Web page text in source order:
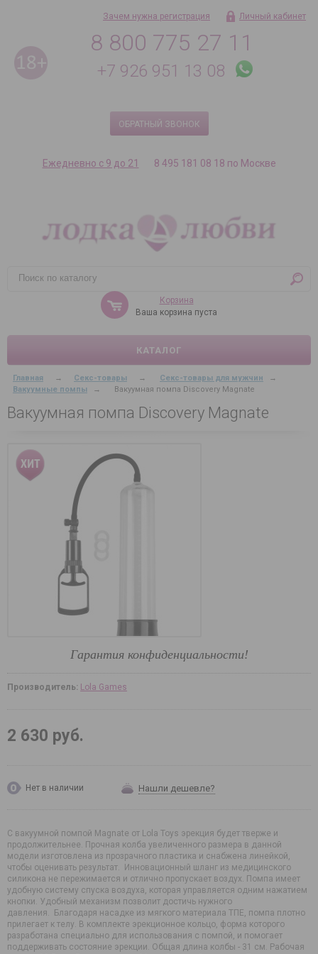
8 800 775 27 11
+7 926 951 13 08
ОБРАТНЫЙ ЗВОНОК
Зачем нужна регистрация Личный кабинет
Ежедневно с 9 до 21 8 495 181 08 18 по Москве
Корзина
Ваша корзина пуста
КАТАЛОГ
Главная → Секс-товары → Секс-товары для мужчин
→
Вакуумные помпы
→ Вакуумная помпа Discovery Magnate
Вакуумная помпа Discovery Magnate
Гарантия конфиденциальности!
Производитель: Lola Games
2 630 руб.
Нет в наличии Нашли дешевле?
С вакуумной помпой Magnate от Lola Toys эрекция будет тверже и
продолжительнее. Прочная колба увеличенного размера в данной
модели изготовлена из прозрачного пластика и снабжена линейкой,
чтобы оценивать результат. Инновационный шланг из медицинского
силикона не пережимается и отлично пропускает воздух. Помпа имеет
удобную систему спуска воздуха, которая управляется одним нажатием
кнопки. Удобный механизм позволит достичь нужного
давления. Благодаря насадке из мягкого материала ТПЕ, помпа плотно
прилегает к телу. В комплекте эрекционное кольцо, форма которого
разработана специально для использования с помпой, и помогает
поддерживать состояние эрекции. Общая длина колбы - 31 см. Рабочая